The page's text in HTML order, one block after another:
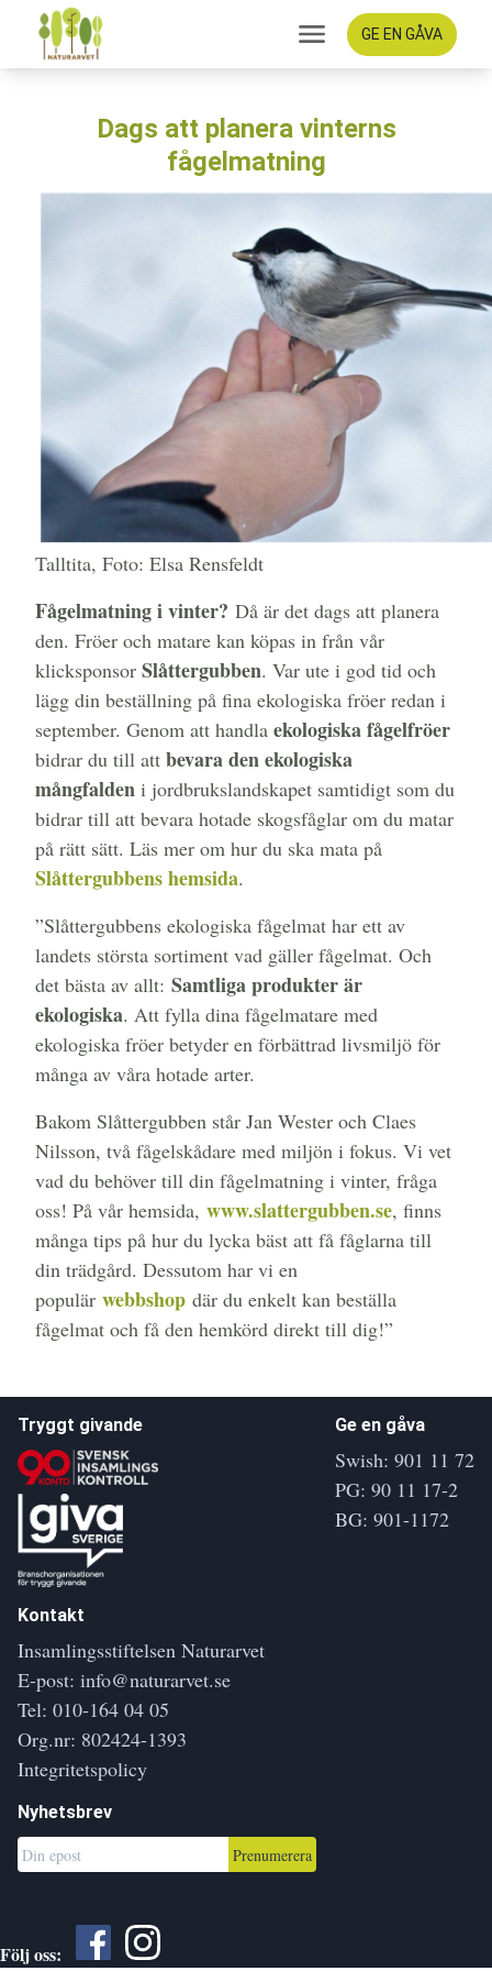
GE EN GÅVA
Dags att planera vinterns
fågelmatning
Talltita, Foto: Elsa Rensfeldt
Fågelmatning i vinter? Då är det dags att planera
den. Fröer och matare kan köpas in från vår
klicksponsor Slåttergubben. Var ute i god tid och
lägg din beställning på fina ekologiska fröer redan i
september. Genom att handla ekologiskafågelfröer
bidrar du till att bevara den ekologiska
mångfalden i jordbrukslandskapet samtidigt som du
bidrar till att bevara hotade skogsfåglar om du matar
på rätt sätt. Läs mer om hur du ska mata på
Slåttergubbens hemsida.
”Slåttergubbens ekologiska fågelmat har ett av
landets största sortiment vad gäller fågelmat. Och
det bästa av allt: Samtliga produkter är
ekologiska. Att fylla dina fågelmatare med
ekologiska fröer betyder en förbättrad livsmiljö för
många av våra hotade arter.
Bakom Slåttergubben står Jan Wester och Claes
Nilsson, två fågelskådare med miljön i fokus. Vi vet
vad du behöver till din fågelmatning i vinter, fråga
oss! På vår hemsida, www.slattergubben.se, finns
många tips på hur du lycka bäst att få fåglarna till
din trädgård. Dessutom har vi en
populär webbshop där du enkelt kan beställa
fågelmat och få den hemkörd direkt till dig!”
Tryggt givande Ge en gåva
Swish: 901 11 72
PG: 90 11 17-2
BG: 901-1172
Kontakt
Insamlingsstiftelsen Naturarvet
E-post: info@naturarvet.se
Tel: 010-164 04 05
Org.nr: 802424-1393
Integritetspolicy
Nyhetsbrev
Prenumerera
Följ oss: